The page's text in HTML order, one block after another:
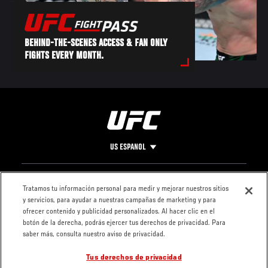
BEHIND-THE-SCENES ACCESS & FAN ONLY
FIGHTS EVERY MONTH.
US ESPANOL
Pie
de
Página
CONTACTO
LEGAL
Condiciones
Política de
privacidad
Tratamos tu información personal para medir y mejorar nuestros sitios
y servicios, para ayudar a nuestras campañas de marketing y para
ofrecer contenido y publicidad personalizados. Al hacer clic en el
botón de la derecha, podrás ejercer tus derechos de privacidad. Para
saber más, consulta nuestro aviso de privacidad.
Tus derechos de privacidad